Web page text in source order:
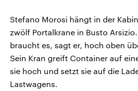
Stefano Morosi hängt in der
zwölf Portalkrane in Busto
braucht es, sagt er, hoch oben
Sein Kran greift Container auf
sie hoch und setzt sie auf die
Lastwagens.